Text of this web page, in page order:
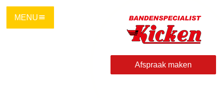
Ga
direct
naar
Afspraak maken